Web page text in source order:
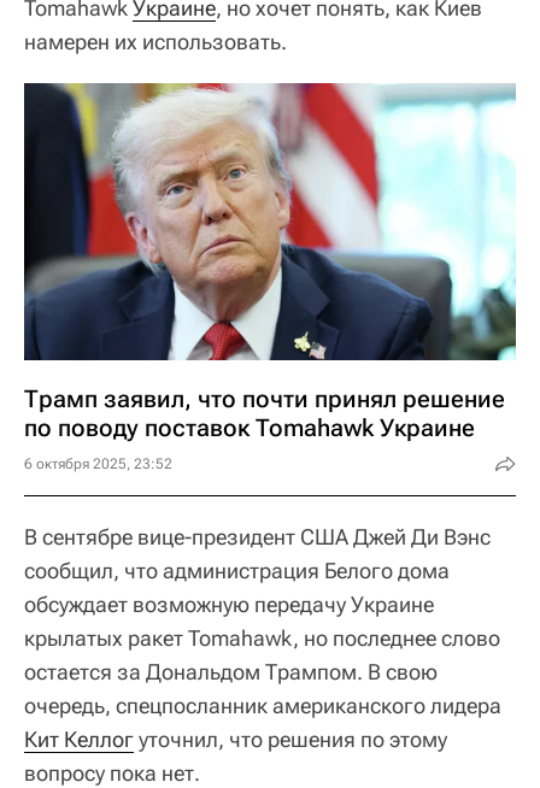
TomahawkУкраине, но хочет понять, как Киев
намерен их использовать.
Трамп заявил, что почти принял решение
по поводу поставок Tomahawk Украине
6 октября 2025, 23:52
В сентябре вице-президент США Джей Ди Вэнс
сообщил, что администрация Белого дома
обсуждает возможную передачу Украине
крылатых ракет Tomahawk, но последнее слово
остается за Дональдом Трампом. В свою
очередь, спецпосланник американского лидера
Кит Келлогуточнил, что решения по этому
вопросу пока нет.